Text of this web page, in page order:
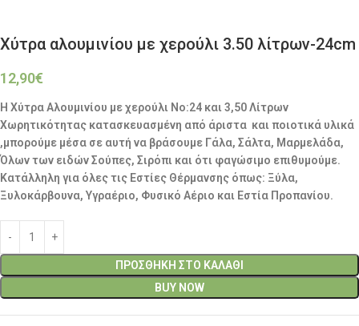
Χύτρα αλουμινίου με χερούλι 3.50 λίτρων-24cm
12,90€
Η Χύτρα Αλουμινίου με χερούλι No:24 και 3,50 Λίτρων
Χωρητικότητας κατασκευασμένη από άριστα και ποιοτικά υλικά
,μπορούμε μέσα σε αυτή να βράσουμε Γάλα, Σάλτα, Μαρμελάδα,
Όλων των ειδών Σούπες, Σιρόπι και ότι φαγώσιμο επιθυμούμε.
Κατάλληλη για όλες τις Εστίες Θέρμανσης όπως: Ξύλα,
Ξυλοκάρβουνα, Υγραέριο, Φυσικό Αέριο και Εστία Προπανίου.
ΠΡΟΣΘΉΚΗ ΣΤΟ ΚΑΛΆΘΙ
BUY NOW